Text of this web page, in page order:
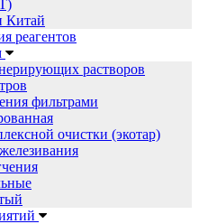
Китай
реагентов
растворов
фильтрами
очистки (экотар)